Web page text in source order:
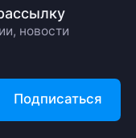
новости
Подписаться